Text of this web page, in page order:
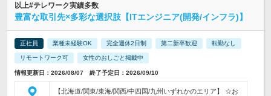
以上#テレワーク実績多数
豊富な取引先×多彩な選択肢【ITエンジニア(開発/インフラ)】
正社員 業種未経験OK 完全週休2日制 第二新卒歓迎 転勤なし
リモートワーク可 女性のおしごと掲載中
情報更新日：2026/08/07 終了予定日：2026/09/10
【北海道/関東/東海/関西/中四国/九州いずれかのエリア】 ☆お